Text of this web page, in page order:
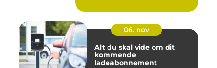
06. nov
Alt du skal vide om dit
kommende
ladeabonnement